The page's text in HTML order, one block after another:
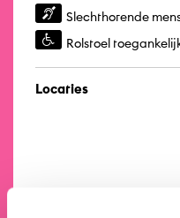
Slechthorende
Rolstoel
Locaties